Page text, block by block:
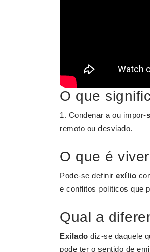
O que
1. Condenar a ou impor-
remoto ou desviado.
O que é
Pode-se definir exílio
e conflitos políticos que
Qual a
Exilado diz-se daquele
pode ter o sentido de